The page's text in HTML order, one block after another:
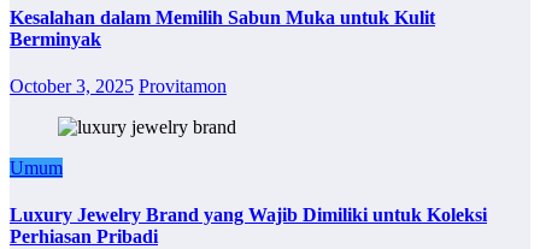
Kesalahan dalam Memilih Sabun Muka untuk Kulit
Berminyak
October 3, 2025 Provitamon
Umum
Luxury Jewelry Brand yang Wajib Dimiliki untuk Koleksi
Perhiasan Pribadi